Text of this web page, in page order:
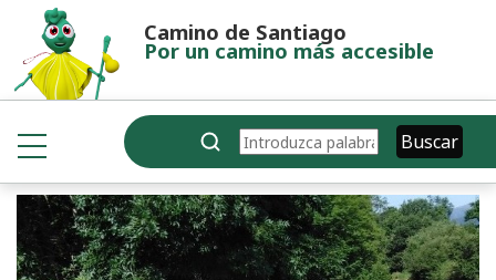
Pasar al contenido principal
Camino de Santiago
Por un camino más accesible
Buscar Buscar